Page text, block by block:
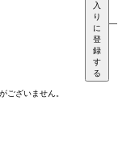
入
り
に
登
録
す
る
—
ございません。